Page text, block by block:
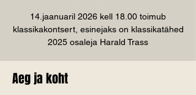
14.jaanuaril 2026 kell 18.00 toimub
klassikakontsert, esinejaks on klassikatähed
2025 osaleja Harald Trass
Aeg ja koht